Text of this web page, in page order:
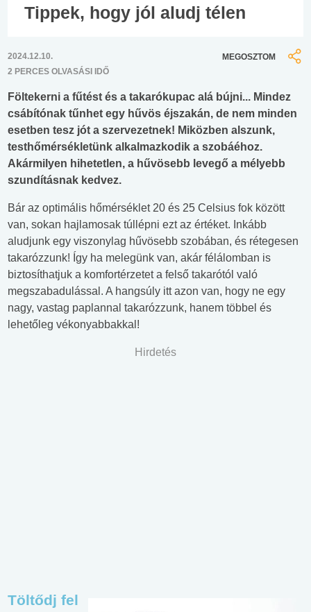
Tippek, hogy jól aludj télen
2024.12.10.
2 PERCES OLVASÁSI IDŐ
MEGOSZTOM
Föltekerni a fűtést és a takarókupac alá bújni... Mindez
csábítónak tűnhet egy hűvös éjszakán, de nem minden
esetben tesz jót a szervezetnek! Miközben alszunk,
testhőmérsékletünk alkalmazkodik a szobáéhoz.
Akármilyen hihetetlen, a hűvösebb levegő a mélyebb
szundításnak kedvez.
Bár az optimális hőmérséklet 20 és 25 Celsius fok között
van, sokan hajlamosak túllépni ezt az értéket. Inkább
aludjunk egy viszonylag hűvösebb szobában, és rétegesen
takarózzunk! Így ha melegünk van, akár félálomban is
biztosíthatjuk a komfortérzetet a felső takarótól való
megszabadulással. A hangsúly itt azon van, hogy ne egy
nagy, vastag paplannal takarózzunk, hanem többel és
lehetőleg vékonyabbakkal!
Hirdetés
Töltődj fel